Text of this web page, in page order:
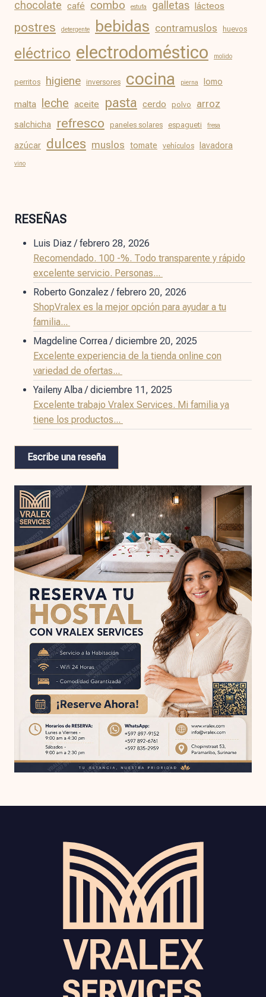
chocolate café combo estufa galletas lácteos
postres detergente bebidas contramuslos huevos
eléctrico electrodoméstico molido
perritos higiene inversores cocina pierna lomo
malta leche aceite pasta cerdo polvo arroz
salchicha refresco paneles solares espagueti fresa
azúcar dulces muslos tomate vehículos lavadora
vino
RESEÑAS
Luis Diaz /febrero 28, 2026
Recomendado. 100 -%. Todo transparente y rápido
excelente servicio. Personas...
Roberto Gonzalez /febrero 20, 2026
ShopVralex es la mejor opción para ayudar a tu
familia...
Magdeline Correa/diciembre 20, 2025
Excelente experiencia de la tienda online con
variedad de ofertas...
Yaileny Alba/diciembre 11, 2025
Excelente trabajo Vralex Services. Mi familia ya
tiene los productos...
Escribe una reseña